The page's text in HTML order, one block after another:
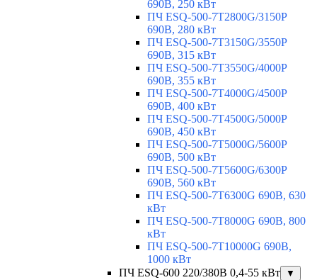
690В, 250 кВт
ПЧ ESQ-500-7T2800G/3150P
690В, 280 кВт
ПЧ ESQ-500-7T3150G/3550P
690В, 315 кВт
ПЧ ESQ-500-7T3550G/4000P
690В, 355 кВт
ПЧ ESQ-500-7T4000G/4500P
690В, 400 кВт
ПЧ ESQ-500-7T4500G/5000P
690В, 450 кВт
ПЧ ESQ-500-7T5000G/5600P
690В, 500 кВт
ПЧ ESQ-500-7T5600G/6300P
690В, 560 кВт
ПЧ ESQ-500-7T6300G 690В, 630
кВт
ПЧ ESQ-500-7T8000G 690В, 800
кВт
ПЧ ESQ-500-7T10000G 690В,
1000 кВт
ПЧ ESQ-600 220/380В 0,4-55 кВт
▼